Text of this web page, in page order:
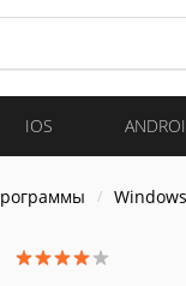
IOS
Windows